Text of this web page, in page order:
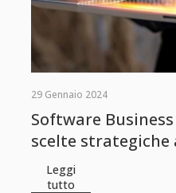
29 Gennaio 2024
Software
scelte
Leggi
tutto